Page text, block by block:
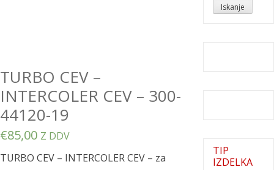
TURBO CEV –
INTERCOLER CEV – 300-
44120-19
€85,00 Z DDV
TURBO CEV – INTERCOLER CEV – za
Iskanje
TIP
IZDELKA